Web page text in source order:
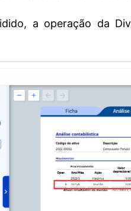
a operação da